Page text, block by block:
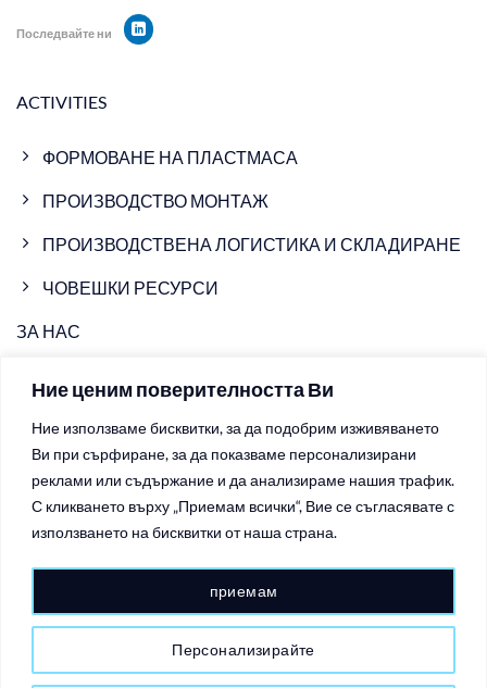
Ние ценим поверителността Ви
Ние използваме бисквитки, за да подобрим изживяването
Ви при сърфиране, за да показваме персонализирани
реклами или съдържание и да анализираме нашия трафик.
С кликването върху „Приемам всички“, Вие се съгласявате с
използването на бисквитки от наша страна.
Персонализирайте
приемам
ACTIVITIES
ФОРМОВАНЕ НА ПЛАСТМАСА
ПРОИЗВОДСТВО МОНТАЖ
ПРОИЗВОДСТВЕНА ЛОГИСТИКА И СКЛАДИРАНЕ
ЧОВЕШКИ РЕСУРСИ
ЗА НАС
НОВИНИ
ВИДЕО
КОНТАКТИ
ПОЛИТИКИ ЗА ПОВЕРИТЕЛНОСТ
ПОЛИТИКИ ЗА БИСКВИТКИТЕ
Последвайте ни
Copyright 2026 ©Ariete Group - шприцоване и леене на